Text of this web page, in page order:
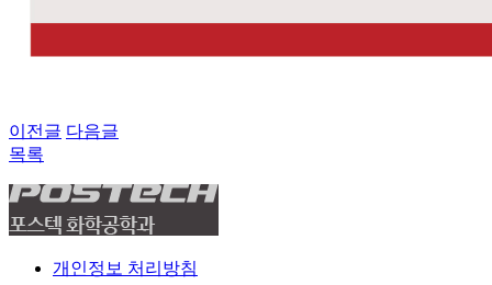
이전글 다음글
목록
개인정보 처리방침